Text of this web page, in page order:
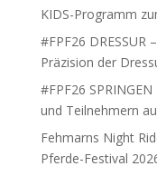
KIDS-Programm
#FPF26 DRESSUR
Präzision der
#FPF26
und Teilnehmern
Fehmarns Night
Pferde-Festival